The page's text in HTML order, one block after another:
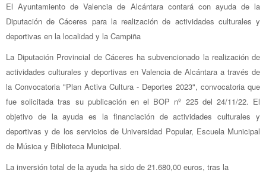
El Ayuntamiento de Valencia de Alcántara contará con ayuda de la
Diputación de Cáceres para la realización de actividades culturales y
deportivas en la localidad y la Campiña
La Diputación Provincial de Cáceres ha subvencionado la realización de
actividades culturales y deportivas en Valencia de Alcántara a través de
la Convocatoria "Plan Activa Cultura - Deportes 2023", convocatoria que
fue solicitada tras su publicación en el BOP nº 225 del 24/11/22. El
objetivo de la ayuda es la financiación de actividades culturales y
deportivas y de los servicios de Universidad Popular, Escuela Municipal
de Música y Biblioteca Municipal.
La inversión total de la ayuda ha sido de 21.680,00 euros, tras la